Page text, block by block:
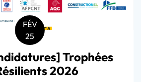
FÉV
25
Trophées
2026